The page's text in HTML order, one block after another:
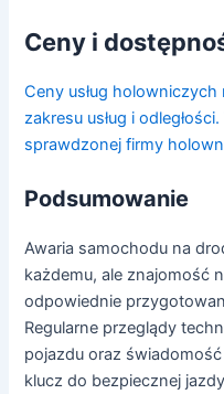
Ceny i
Ceny usług
zakresu usług i
sprawdzonej firmy
Podsumowanie
Awaria samochodu na
każdemu, ale znajomość
odpowiednie
Regularne przeglądy
pojazdu oraz
klucz do bezpiecznej